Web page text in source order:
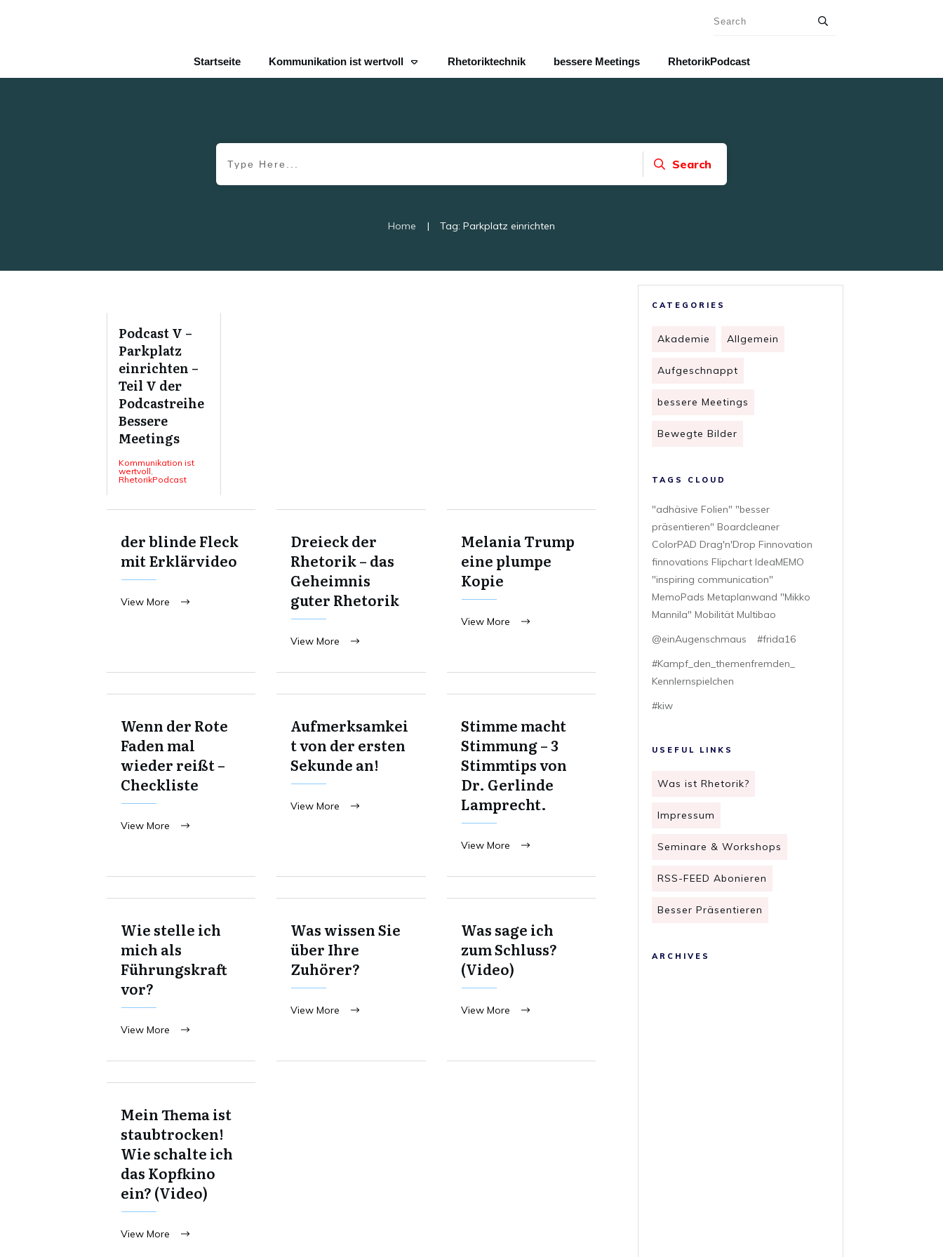
Startseite Kommunikation ist wertvoll Rhetoriktechnik bessere Meetings RhetorikPodcast
Search
Home | Tag: Parkplatz einrichten
Podcast V –
Parkplatz
einrichten –
Teil V der
Podcastreihe
Bessere
Meetings
Kommunikation ist
wertvoll,
RhetorikPodcast
der blinde Fleck
mit Erklärvideo
View More
Dreieck der
Rhetorik – das
Geheimnis
guter Rhetorik
View More
Melania Trump
eine plumpe
Kopie
View More
Wenn der Rote
Faden mal
wieder reißt –
Checkliste
View More
Aufmerksamkei
t von der ersten
Sekunde an!
View More
Stimme macht
Stimmung – 3
Stimmtips von
Dr. Gerlinde
Lamprecht.
View More
Wie stelle ich
mich als
Führungskraft
vor?
View More
Was wissen Sie
über Ihre
Zuhörer?
View More
Was sage ich
zum Schluss?
(Video)
View More
Mein Thema ist
staubtrocken!
Wie schalte ich
das Kopfkino
ein? (Video)
View More
CATEGORIES
Akademie Allgemein
Aufgeschnappt
bessere Meetings
Bewegte Bilder
TAGS CLOUD
"adhäsive Folien" "besser
präsentieren" Boardcleaner
ColorPAD Drag'n'Drop Finnovation
finnovations Flipchart IdeaMEMO
"inspiring communication"
MemoPads Metaplanwand "Mikko
Mannila" Mobilität Multibao
@einAugenschmaus
#frida16
#Kampf_den_themenfremden_
Kennlernspielchen
#kiw
USEFUL LINKS
Was ist Rhetorik?
Impressum
Seminare & Workshops
RSS-FEED Abonieren
Besser Präsentieren
ARCHIVES